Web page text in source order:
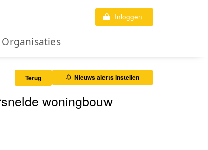
Inloggen
Organisaties
Terug Nieuws alerts instellen
woningbouw